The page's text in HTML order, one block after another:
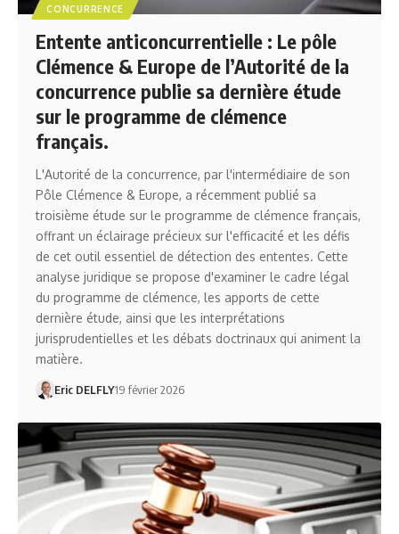
CONCURRENCE
Entente anticoncurrentielle : Le pôle
Clémence & Europe de l’Autorité de la
concurrence publie sa dernière étude
sur le programme de clémence
français.
L'Autorité de la concurrence, par l'intermédiaire de son
Pôle Clémence & Europe, a récemment publié sa
troisième étude sur le programme de clémence français,
offrant un éclairage précieux sur l'efficacité et les défis
de cet outil essentiel de détection des ententes. Cette
analyse juridique se propose d'examiner le cadre légal
du programme de clémence, les apports de cette
dernière étude, ainsi que les interprétations
jurisprudentielles et les débats doctrinaux qui animent la
matière.
Eric DELFLY19 février 2026